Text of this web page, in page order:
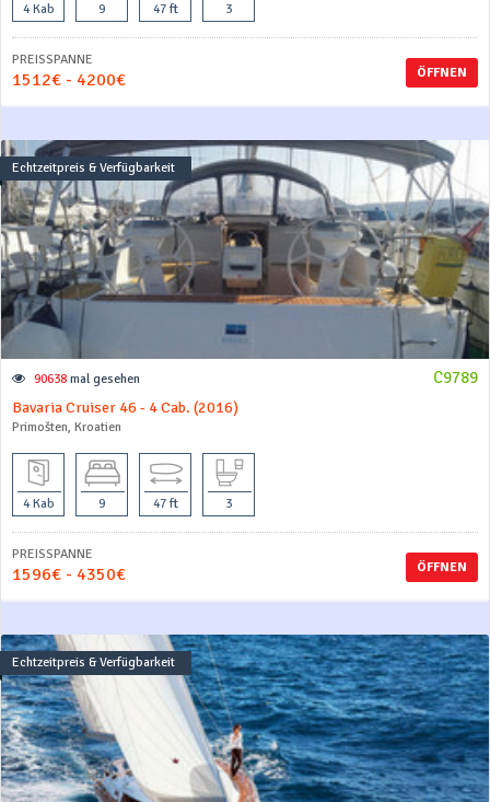
4 Kab 9 47 ft 3
ÖFFNEN
PREISSPANNE
1512€ - 4200€
Echtzeitpreis & Verfügbarkeit
C9789
90638 mal gesehen
Bavaria Cruiser 46 - 4 Cab. (2016)
Primošten, Kroatien
4 Kab 9 47 ft 3
ÖFFNEN
PREISSPANNE
1596€ - 4350€
Echtzeitpreis & Verfügbarkeit